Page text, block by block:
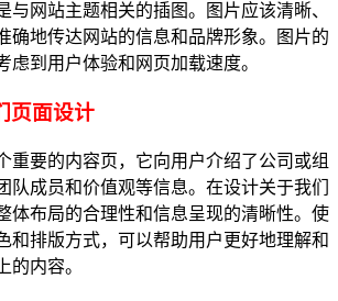
与网站主题相关的插图。图片应该清晰、
确地传达网站的信息和品牌形象。图片的
虑到用户体验和网页加载速度。
页面设计
重要的内容页，它向用户介绍了公司或组
队成员和价值观等信息。在设计关于我们
体布局的合理性和信息呈现的清晰性。使
和排版方式，可以帮助用户更好地理解和
的内容。